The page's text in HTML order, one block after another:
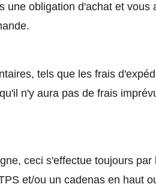
une obligation d'achat et vous
tels que les frais
n'y aura pas de frais
ceci s'effectue toujours par
et/ou un cadenas en haut